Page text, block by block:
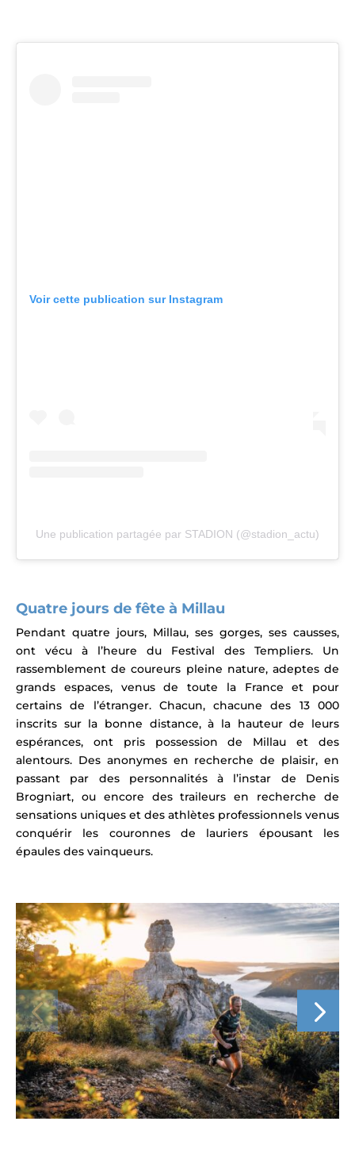
Voir cette publication sur Instagram
Une publication partagée par STADION (@stadion_actu)
Quatre jours de fête à Millau
Pendant quatre jours, Millau, ses gorges, ses causses,
ont vécu à l’heure du Festival des Templiers. Un
rassemblement de coureurs pleine nature, adeptes de
grands espaces, venus de toute la France et pour
certains de l’étranger. Chacun, chacune des 13 000
inscrits sur la bonne distance, à la hauteur de leurs
espérances, ont pris possession de Millau et des
alentours. Des anonymes en recherche de plaisir, en
passant par des personnalités à l’instar de Denis
Brogniart, ou encore des traileurs en recherche de
sensations uniques et des athlètes professionnels venus
conquérir les couronnes de lauriers épousant les
épaules des vainqueurs.